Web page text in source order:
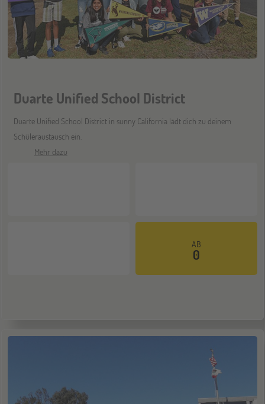
26
SEP
Düsseldorf
Jugendbildungsmesse JuBi
26 Mannheim
Jugendbildungsmesse JuBi
Duarte Unified School District
Duarte Unified School District in sunny California lädt dich zu deinem
Schüleraustausch ein.
Mehr dazu
AB
0